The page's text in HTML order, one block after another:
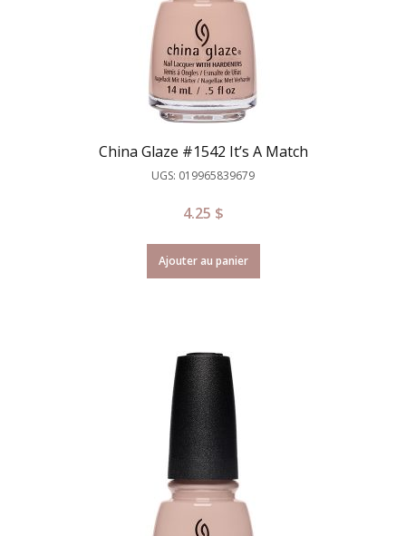
China Glaze #1542 It’s A Match
UGS: 019965839679
4.25 $
Ajouter au panier